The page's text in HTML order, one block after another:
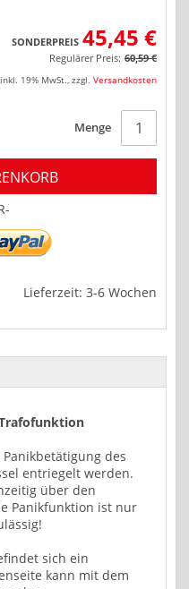
SONDERPREIS 45,45 €
Regulärer Preis: 60,59 €
inkl. 19% MwSt., zzgl. Versandkosten
Menge
Lieferzeit: 3-6 Wochen
des
entriegelt werden.
über den
Panikfunktion ist nur
sich ein
kann mit dem